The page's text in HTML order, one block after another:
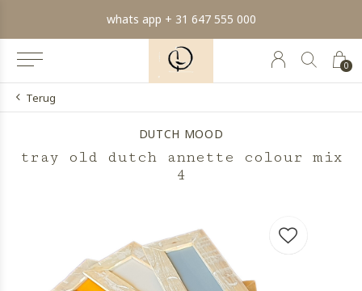
0
whats app + 31 647 555 000
Terug
DUTCH MOOD
tray old dutch annette colour mix
4